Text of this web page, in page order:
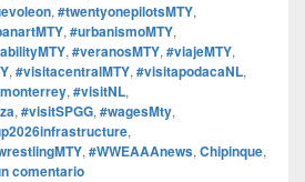
, #twentyonepilotsMTY,
, #urbanismoMTY,
, #veranosMTY, #viajeMTY,
, #visitacentralMTY, #visitapodacaNL,
, #visitNL,
, #visitSPGG, #wagesMty,
,
, #WWEAAAnews, Chipinque,
comentario